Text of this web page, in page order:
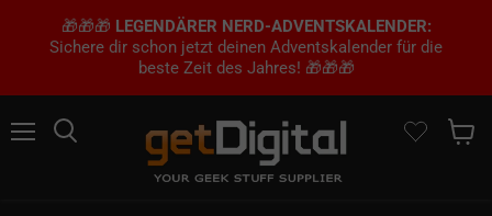
🎁🎁🎁 LEGENDÄRER NERD-ADVENTSKALENDER:
Sichere dir schon jetzt deinen Adventskalender für die
beste Zeit des Jahres! 🎁🎁🎁